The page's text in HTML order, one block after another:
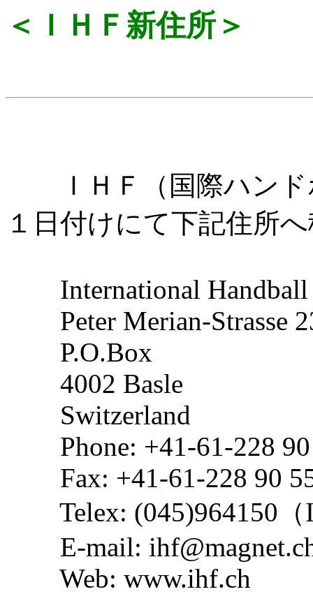
＜ＩＨＦ新住所＞
ＩＨＦ（国際ハンド
１日付けにて下記住所
International Handball
Peter Merian-Strasse
P.O.Box
4002 Basle
Switzerland
Phone: +41-61-228 90
Fax: +41-61-228 90
Telex: (045)964150（
E-mail:
Web: www.ihf.ch